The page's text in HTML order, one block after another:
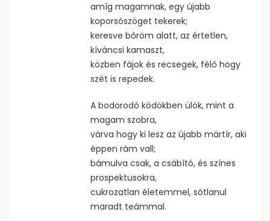
amíg magamnak, egy újabb
koporsószöget tekerek;
keresve bőröm alatt, az értetlen,
kíváncsi kamaszt,
közben fájok és recsegek, félő hogy
szét is repedek.
A bodorodó ködökben ülök, mint a
magam szobra,
várva hogy ki lesz az újabb mártír, aki
éppen rám vall;
bámulva csak, a csábító, és színes
prospektusokra,
cukrozatlan életemmel, sótlanul
maradt teámmal.